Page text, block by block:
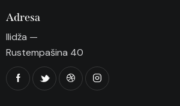
Adresa
Ilidža —
Rustempašina 40